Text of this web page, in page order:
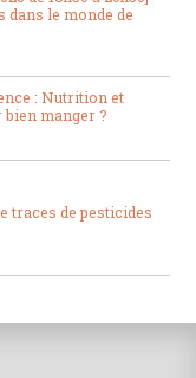
dans le monde de
: Nutrition et
manger ?
traces de pesticides